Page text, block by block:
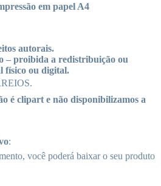
em papel A4
autorais.
– proibida a redistribuição ou
físico ou digital.
é clipart e não disponibilizamos a
:
você poderá baixar o seu produto